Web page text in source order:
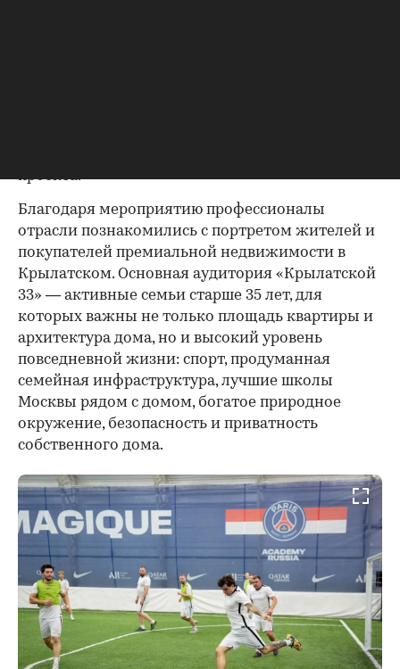
00:00 / 00:00
проекта.
Благодаря мероприятию профессионалы
отрасли познакомились с портретом жителей и
покупателей премиальной недвижимости в
Крылатском. Основная аудитория «Крылатской
33» — активные семьи старше 35 лет, для
которых важны не только площадь квартиры и
архитектура дома, но и высокий уровень
повседневной жизни: спорт, продуманная
семейная инфраструктура, лучшие школы
Москвы рядом с домом, богатое природное
окружение, безопасность и приватность
собственного дома.